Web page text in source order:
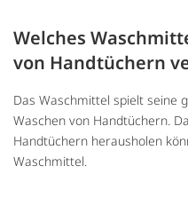
Welches
von Handtüchern
Das Waschmittel spielt seine
Waschen von Handtüchern.
Handtüchern herausholen
Waschmittel.